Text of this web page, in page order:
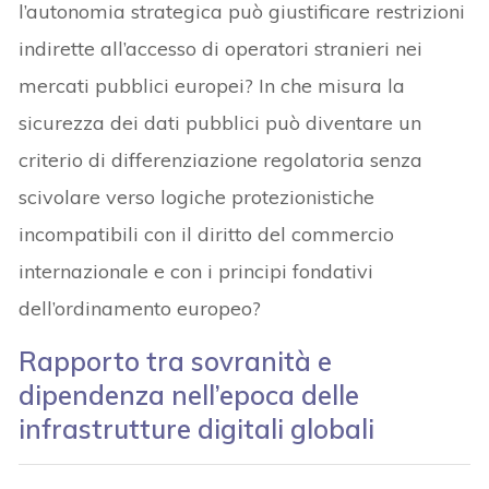
l’autonomia strategica può giustificare restrizioni
indirette all’accesso di operatori stranieri nei
mercati pubblici europei? In che misura la
sicurezza dei dati pubblici può diventare un
criterio di differenziazione regolatoria senza
scivolare verso logiche protezionistiche
incompatibili con il diritto del commercio
internazionale e con i principi fondativi
dell’ordinamento europeo?
Rapporto tra sovranità e
dipendenza nell’epoca delle
infrastrutture digitali globali